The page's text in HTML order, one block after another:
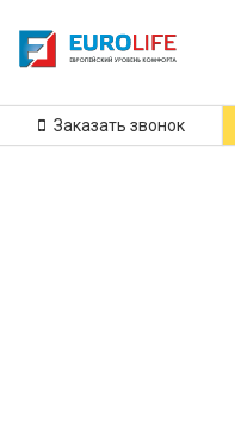
Заказать звонок
Почитай
подпишись